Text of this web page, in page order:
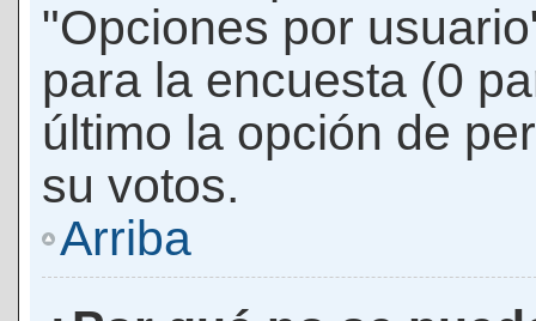
"Opciones por
para la encuesta (0
último la opción de
su votos.
Arriba